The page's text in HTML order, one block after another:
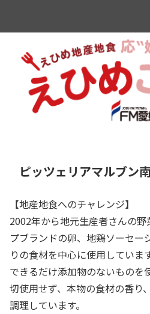
ピッツェリアマルブン
【地産地食へのチャレンジ】
2002年から地元生産者さんの
プブランドの卵、地鶏ソーセー
りの食材を中心に使用していま
できるだけ添加物のないものを
切使用せず、本物の食材の香り
調理しています。